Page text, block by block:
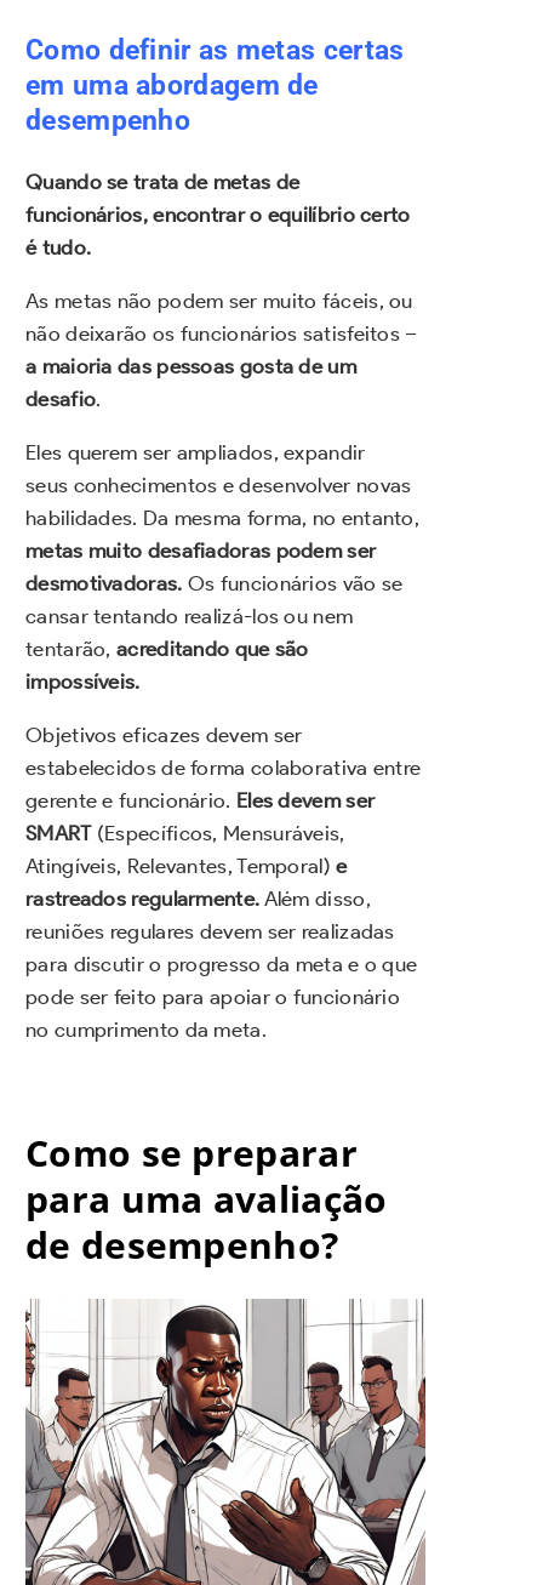
Como definir as metas certas
em uma abordagem de
desempenho
Quando se trata de metas de
funcionários, encontrar o equilíbrio certo
é tudo.
As metas não podem ser muito fáceis, ou
não deixarão os funcionários satisfeitos –
a maioria das pessoas gosta de um
desafio.
Eles querem ser ampliados, expandir
seus conhecimentos e desenvolver novas
habilidades. Da mesma forma, no entanto,
metas muito desafiadoras podem ser
desmotivadoras. Os funcionários vão se
cansar tentando realizá-los ou nem
tentarão,acreditando que são
impossíveis.
Objetivos eficazes devem ser
estabelecidos de forma colaborativa entre
gerente e funcionário. Eles devem ser
SMART(Específicos, Mensuráveis,
Atingíveis, Relevantes, Temporal)e
rastreados regularmente. Além disso,
reuniões regulares devem ser realizadas
para discutir o progresso da meta e o que
pode ser feito para apoiar o funcionário
no cumprimento da meta.
Como se preparar
para uma avaliação
de desempenho?